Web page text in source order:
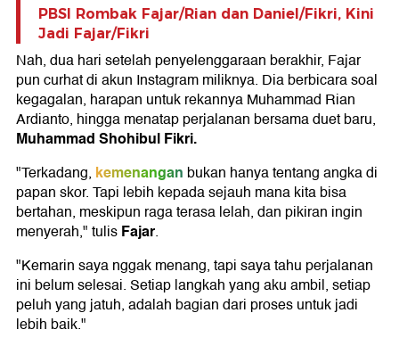
PBSI Rombak Fajar/Rian dan Daniel/Fikri, Kini
Jadi Fajar/Fikri
Nah, dua hari setelah penyelenggaraan berakhir, Fajar
pun curhat di akun Instagram miliknya. Dia berbicara soal
kegagalan, harapan untuk rekannya Muhammad Rian
Ardianto, hingga menatap perjalanan bersama duet baru,
Muhammad Shohibul Fikri.
"Terkadang, kemenangan bukan hanya tentang angka di
papan skor. Tapi lebih kepada sejauh mana kita bisa
bertahan, meskipun raga terasa lelah, dan pikiran ingin
menyerah," tulisFajar.
"Kemarin saya nggak menang, tapi saya tahu perjalanan
ini belum selesai. Setiap langkah yang aku ambil, setiap
peluh yang jatuh, adalah bagian dari proses untuk jadi
lebih baik."